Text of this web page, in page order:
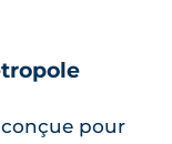
conçue pour